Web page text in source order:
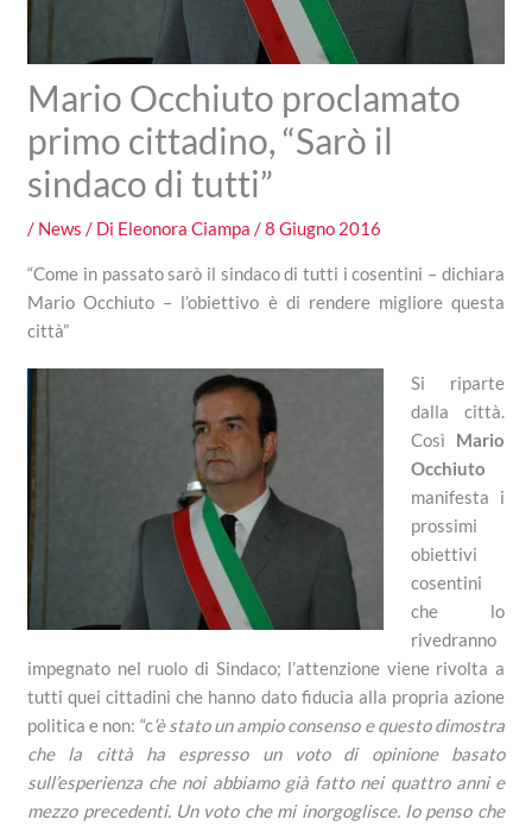
Mario Occhiuto proclamato
primo cittadino, “Sarò il
sindaco di tutti”
/ News / Di Eleonora Ciampa /8 Giugno 2016
“Come in passato sarò il sindaco di tutti i cosentini – dichiara
Mario Occhiuto – l’obiettivo è di rendere migliore questa
città”
Si riparte
dalla città.
Così Mario
Occhiuto
manifesta i
prossimi
obiettivi
cosentini
che lo
rivedranno
impegnato nel ruolo di Sindaco; l’attenzione viene rivolta a
tutti quei cittadini che hanno dato fiducia alla propria azione
politica e non: “c‘è stato un ampio consenso e questo dimostra
che la città ha espresso un voto di opinione basato
sull’esperienza che noi abbiamo già fatto nei quattro anni e
mezzo precedenti. Un voto che mi inorgoglisce. Io penso che